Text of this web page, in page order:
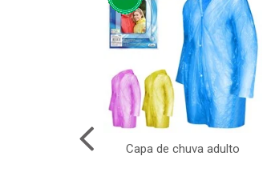
Capa de chuva adulto